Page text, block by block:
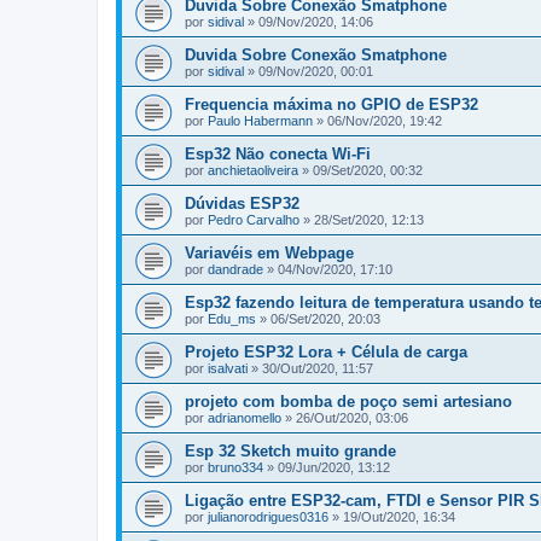
Duvida Sobre Conexão Smatphone
por sidival » 09/Nov/2020, 14:06
Duvida Sobre Conexão Smatphone
por sidival » 09/Nov/2020, 00:01
Frequencia máxima no GPIO de ESP32
por Paulo Habermann » 06/Nov/2020, 19:42
Esp32 Não conecta Wi-Fi
por anchietaoliveira » 09/Set/2020, 00:32
Dúvidas ESP32
por Pedro Carvalho » 28/Set/2020, 12:13
Variavéis em Webpage
por dandrade » 04/Nov/2020, 17:10
Esp32 fazendo leitura de temperatura usando
por Edu_ms » 06/Set/2020, 20:03
Projeto ESP32 Lora + Célula de carga
por isalvati » 30/Out/2020, 11:57
projeto com bomba de poço semi artesiano
por adrianomello » 26/Out/2020, 03:06
Esp 32 Sketch muito grande
por bruno334 » 09/Jun/2020, 13:12
Ligação entre ESP32-cam, FTDI e Sensor PIR
por julianorodrigues0316 » 19/Out/2020, 16:34